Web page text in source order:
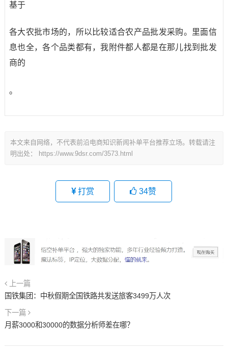
基于
各大农批市场的，所以比较适合农产品批发采购。里面信
息也全，各个品类都有，我附件都人都是在那儿找到批发
商的
。
本文来自网络，不代表前沿电商知识新闻补单平台推荐立场。转载请注
明出处：
https://www.9dsr.com/3573.html
打赏 34赞
上一篇
国铁集团：中秋假期全国铁路共发送旅客3499万人次
下一篇
月薪3000和30000的数据分析师差在哪？